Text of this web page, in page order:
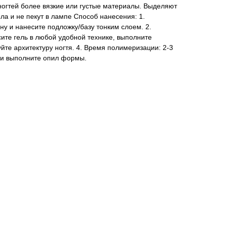
более вязкие или густые материалы. Выделяют
и не пекут в лампе Способ нанесения: 1.
и нанесите подложку/базу тонким слоем. 2.
гель в любой удобной технике, выполните
архитектуру ногтя. 4. Время полимеризации: 2-3
выполните опил формы.